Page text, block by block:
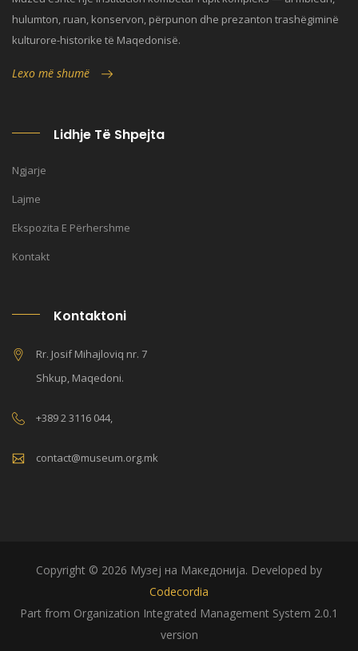
hulumton, ruan, konservon, përpunon dhe prezanton trashëgiminë
kulturore-historike të Maqedonisë.
Lexo më shumë
Lidhje Të Shpejta
Ngjarje
Lajme
Ekspozita E Përhershme
Kontakt
Kontaktoni
Rr. Josif Mihajloviq nr. 7
Shkup, Maqedoni.
+389 2 3116 044,
contact@museum.org.mk
Copyright © 2026 Музеј на Македонија. Developed by
Codecordia
Part from Organization Integrated Management System 2.0.1
version